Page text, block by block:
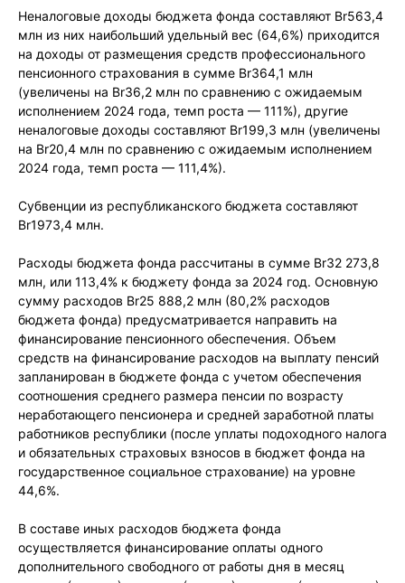
Неналоговые доходы бюджета фонда составляют Br563,4
млн из них наибольший удельный вес (64,6%) приходится
на доходы от размещения средств профессионального
пенсионного страхования в сумме Br364,1 млн
(увеличены на Br36,2 млн по сравнению с ожидаемым
исполнением 2024 года, темп роста — 111%), другие
неналоговые доходы составляют Br199,3 млн (увеличены
на Br20,4 млн по сравнению с ожидаемым исполнением
2024 года, темп роста — 111,4%).
Субвенции из республиканского бюджета составляют
Br1973,4 млн.
Расходы бюджета фонда рассчитаны в сумме Br32 273,8
млн, или 113,4% к бюджету фонда за 2024 год. Основную
сумму расходов Br25 888,2 млн (80,2% расходов
бюджета фонда) предусматривается направить на
финансирование пенсионного обеспечения. Объем
средств на финансирование расходов на выплату пенсий
запланирован в бюджете фонда с учетом обеспечения
соотношения среднего размера пенсии по возрасту
неработающего пенсионера и средней заработной платы
работников республики (после уплаты подоходного налога
и обязательных страховых взносов в бюджет фонда на
государственное социальное страхование) на уровне
44,6%.
В составе иных расходов бюджета фонда
осуществляется финансирование оплаты одного
дополнительного свободного от работы дня в месяц